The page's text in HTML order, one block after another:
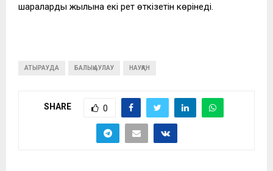
шараларды жылына екі рет өткізетін көрінеді.
АТЫРАУДА БАЛЫҚ АУЛАУ НАУҚАН
SHARE 0